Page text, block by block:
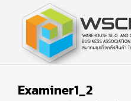
Examiner1_2